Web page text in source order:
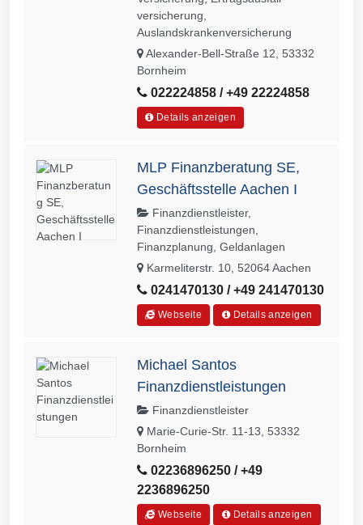
versicherung,
Auslandskrankenversicherung
Alexander-Bell-Straße 12, 53332
Bornheim
022224858 / +49 22224858
Details anzeigen
MLP Finanzberatung SE,
Geschäftsstelle Aachen I
Finanzdienstleister,
Finanzdienstleistungen,
Finanzplanung, Geldanlagen
Karmeliterstr. 10, 52064 Aachen
0241470130 / +49 241470130
Webseite Details anzeigen
Michael Santos
Finanzdienstleistungen
Finanzdienstleister
Marie-Curie-Str. 11-13, 53332
Bornheim
02236896250 / +49
2236896250
Webseite Details anzeigen